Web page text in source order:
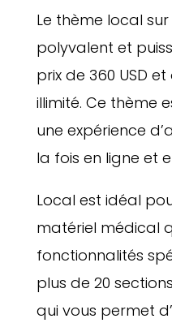
Le thème local sur
polyvalent et
prix de 360 USD
illimité. Ce thème
une expérience
la fois en ligne et
Local est idéal
matériel médical
fonctionnalités
plus de 20
qui vous permet